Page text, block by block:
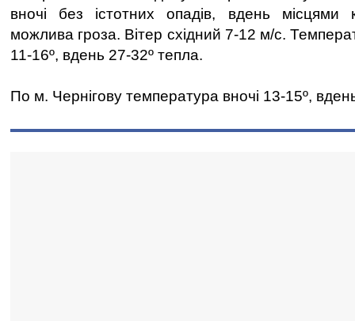
вночі без істотних опадів, вдень місцями
можлива гроза. Вітер східний 7-12 м/с.
11-16º, вдень 27-32º тепла.
По м. Чернігову температура вночі 13-15º,